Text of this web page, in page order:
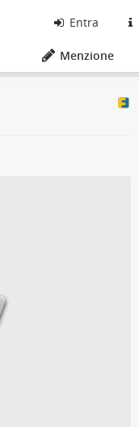
Entra
Menzione